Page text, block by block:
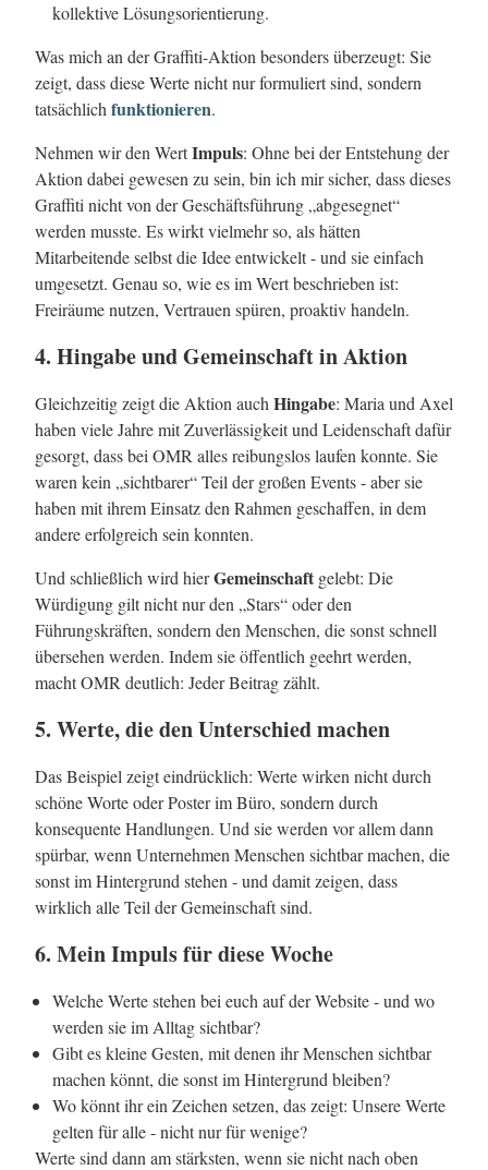
kollektive Lösungsorientierung.
Was mich an der Graffiti-Aktion besonders überzeugt: Sie
zeigt, dass diese Werte nicht nur formuliert sind, sondern
tatsächlich funktionieren.
Nehmen wir den WertImpuls: Ohne bei der Entstehung der
Aktion dabei gewesen zu sein, bin ich mir sicher, dass dieses
Graffiti nicht von der Geschäftsführung „abgesegnet“
werden musste. Es wirkt vielmehr so, als hätten
Mitarbeitende selbst die Idee entwickelt - und sie einfach
umgesetzt. Genau so, wie es im Wert beschrieben ist:
Freiräume nutzen, Vertrauen spüren, proaktiv handeln.
4. Hingabe und Gemeinschaft in Aktion
Gleichzeitig zeigt die Aktion auch Hingabe: Maria und Axel
haben viele Jahre mit Zuverlässigkeit und Leidenschaft dafür
gesorgt, dass bei OMR alles reibungslos laufen konnte. Sie
waren kein „sichtbarer“ Teil der großen Events - aber sie
haben mit ihrem Einsatz den Rahmen geschaffen, in dem
andere erfolgreich sein konnten.
Und schließlich wird hierGemeinschaft gelebt: Die
Würdigung gilt nicht nur den „Stars“ oder den
Führungskräften, sondern den Menschen, die sonst schnell
übersehen werden. Indem sie öffentlich geehrt werden,
macht OMR deutlich: Jeder Beitrag zählt.
5. Werte, die den Unterschied machen
Das Beispiel zeigt eindrücklich: Werte wirken nicht durch
schöne Worte oder Poster im Büro, sondern durch
konsequente Handlungen. Und sie werden vor allem dann
spürbar, wenn Unternehmen Menschen sichtbar machen, die
sonst im Hintergrund stehen - und damit zeigen, dass
wirklich alle Teil der Gemeinschaft sind.
6. Mein Impuls für diese Woche
Welche Werte stehen bei euch auf der Website - und wo
werden sie im Alltag sichtbar?
Gibt es kleine Gesten, mit denen ihr Menschen sichtbar
machen könnt, die sonst im Hintergrund bleiben?
Wo könnt ihr ein Zeichen setzen, das zeigt: Unsere Werte
gelten für alle - nicht nur für wenige?
Werte sind dann am stärksten, wenn sie nicht nach oben